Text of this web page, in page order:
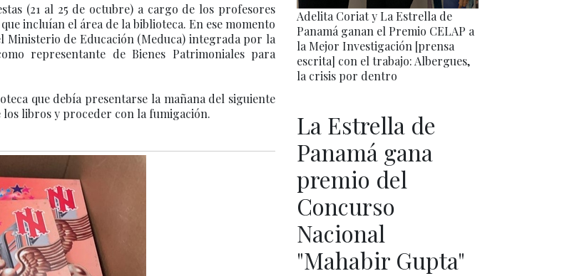
(21 al 25 de octubre) a cargo de los profesores
incluían el área de la biblioteca. En ese momento
de Educación (Meduca) integrada por la
representante de Bienes Patrimoniales para
que debía presentarse la mañana del siguiente
libros y proceder con la fumigación.
Adelita Coriat y La Estrella de
Panamá ganan el Premio CELAP a
la Mejor Investigación [prensa
escrita] con el trabajo: Albergues,
la crisis por dentro
La Estrella de
Panamá gana
premio del
Concurso
Nacional
"Mahabir Gupta"